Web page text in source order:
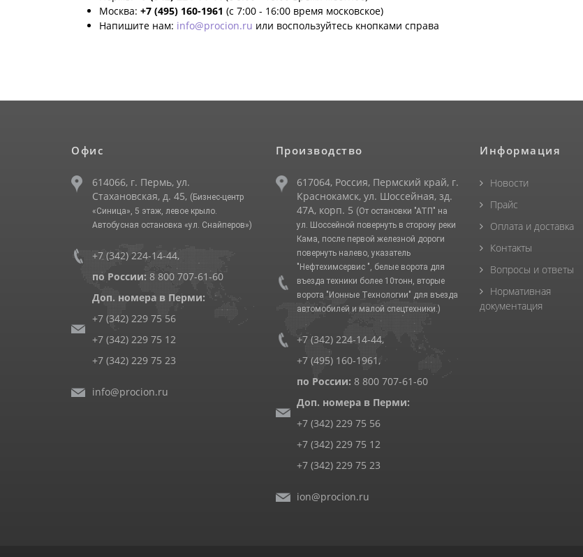
Москва: +7 (495) 160-1961 (с 7:00 - 16:00 время московское)
Напишите нам: info@procion.ru или воспользуйтесь кнопками справа
Офис
614066, г. Пермь, ул.
Стахановская, д. 45, (Бизнес-центр
«Синица», 5 этаж, левое крыло.
Автобусная остановка «ул. Снайперов»)
+7 (342) 224-14-44,
по России: 8 800 707-61-60
Доп. номера в Перми:
+7 (342) 229 75 56
+7 (342) 229 75 12
+7 (342) 229 75 23
info@procion.ru
Производство
617064, Россия, Пермский край, г.
Краснокамск, ул. Шоссейная, зд.
47А, корп. 5 (От остановки "АТП" на
ул. Шоссейной повернуть в сторону реки
Кама, после первой железной дороги
повернуть налево, указатель
"Нефтехимсервис ", белые ворота для
въезда техники более 10тонн, вторые
ворота "Ионные Технологии" для въезда
автомобилей и малой спецтехники.)
+7 (342) 224-14-44,
+7 (495) 160-1961 ,
по России: 8 800 707-61-60
Доп. номера в Перми:
+7 (342) 229 75 56
+7 (342) 229 75 12
+7 (342) 229 75 23
ion@procion.ru
Информация
Новости
Прайс
Оплата и доставка
Контакты
Вопросы и ответы
Нормативная
документация